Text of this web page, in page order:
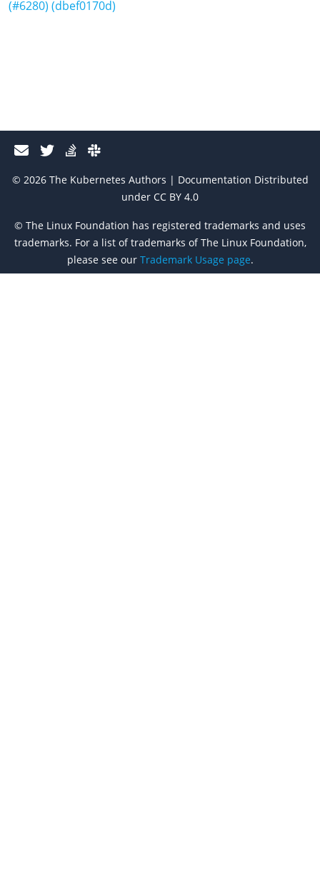
(#6280) (dbef0170d)
© 2026 The Kubernetes Authors | Documentation Distributed
under CC BY 4.0
© The Linux Foundation has registered trademarks and uses
trademarks. For a list of trademarks of The Linux Foundation,
please see our Trademark Usage page.